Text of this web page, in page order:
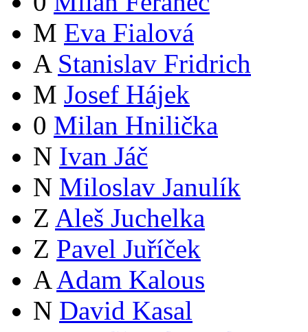
M Eva Fialová
A Stanislav Fridrich
M Josef Hájek
0 Milan Hnilička
N Ivan Jáč
N Miloslav Janulík
Z Aleš Juchelka
Z Pavel Juříček
A Adam Kalous
N David Kasal